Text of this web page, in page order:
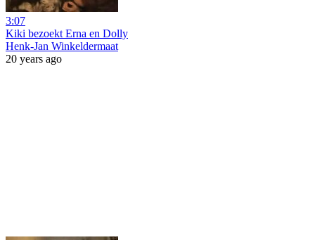
3:07
Kiki bezoekt Erna en Dolly
Henk-Jan Winkeldermaat
20 years ago